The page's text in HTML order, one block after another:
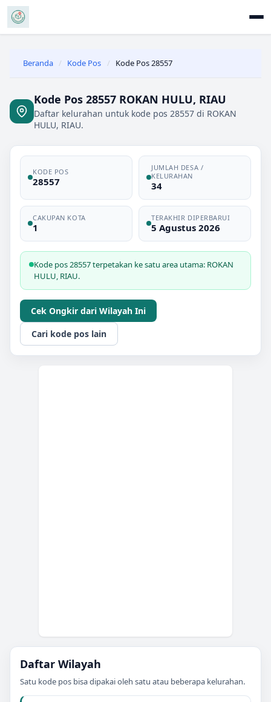
Beranda / Kode Pos / Kode Pos 28557
Kode Pos 28557 ROKAN HULU, RIAU
Daftar kelurahan untuk kode pos 28557 di ROKAN
HULU, RIAU.
KODE POS
28557
JUMLAH DESA /
KELURAHAN
34
CAKUPAN KOTA
1
TERAKHIR DIPERBARUI
5 Agustus 2026
Kode pos 28557 terpetakan ke satu area utama: ROKAN
HULU, RIAU.
Cek Ongkir dari Wilayah Ini
Cari kode pos lain
Daftar Wilayah
Satu kode pos bisa dipakai oleh satu atau beberapa kelurahan.